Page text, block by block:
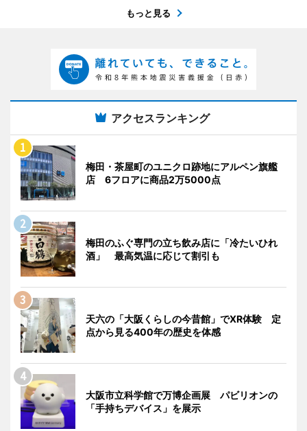
もっと見る
アクセスランキング
梅田・茶屋町のユニクロ跡地にアルペン旗艦
店 6フロアに商品2万5000点
梅田のふぐ専門の立ち飲み店に「冷たいひれ
酒」 最高気温に応じて割引も
天六の「大阪くらしの今昔館」でXR体験 定
点から見る400年の歴史を体感
大阪市立科学館で万博企画展 パビリオンの
「手持ちデバイス」を展示